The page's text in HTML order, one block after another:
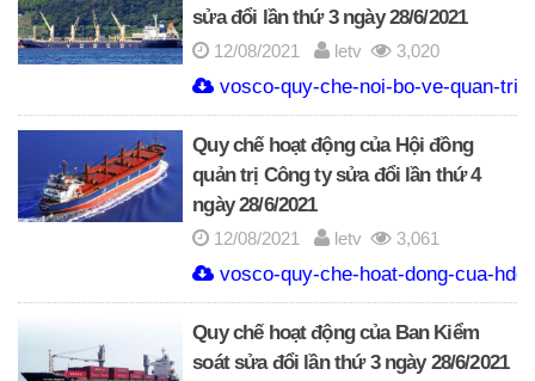
sửa đổi lần thứ 3 ngày 28/6/2021
12/08/2021 letv 3,020
vosco-quy-che-noi-bo-ve-quan-tri-
Quy chế hoạt động của Hội đồng
quản trị Công ty sửa đổi lần thứ 4
ngày 28/6/2021
12/08/2021 letv 3,061
vosco-quy-che-hoat-dong-cua-
Quy chế hoạt động của Ban Kiểm
soát sửa đổi lần thứ 3 ngày 28/6/2021